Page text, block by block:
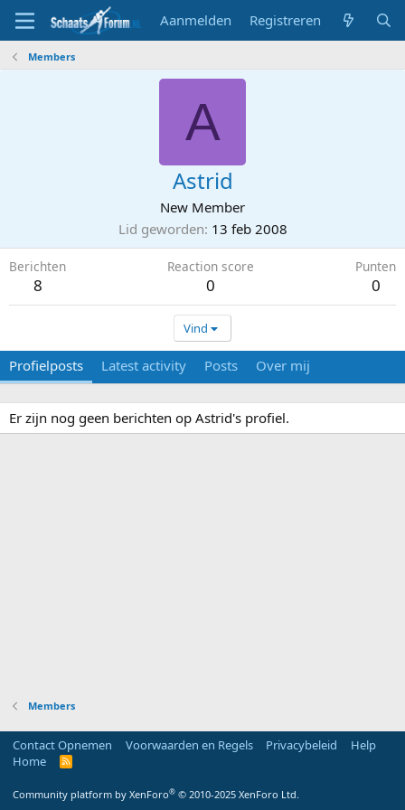
Aanmelden Registreren
Members
A
Astrid
New Member
Lid geworden 13 feb 2008
Berichten
8
Reaction score
0
Punten
0
Vind
Profielposts Latest activity Posts Over mij
Er zijn nog geen berichten op Astrid's profiel.
Members
Contact Opnemen Voorwaarden en Regels Privacybeleid
Help
Home
R
Community platform by XenForo® © 2010-2025 XenForo Ltd.